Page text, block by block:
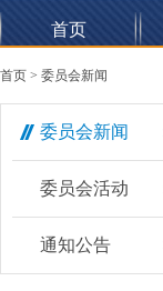
首页
系
首页 > 委员会新闻
委员会新闻
委员会活动
通知公告